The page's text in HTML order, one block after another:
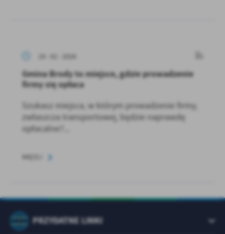
19 - 02 - 2026
Gmina Brody to miejsce, gdzie prowadzenie
firmy się opłaca
Szukasz miejsca, w którym prowadzenie firmy,
zwłaszcza transportowej, będzie naprawdę
opłacalne?...
PRZYDATNE LINKI